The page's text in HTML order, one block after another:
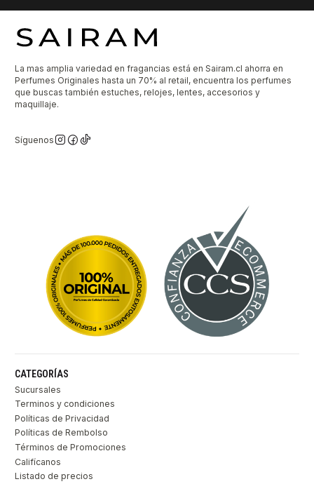
La mas amplia variedad en fragancias está en Sairam.cl ahorra en
Perfumes Originales hasta un 70% al retail, encuentra los perfumes
que buscas también estuches, relojes, lentes, accesorios y
maquillaje.
Síguenos
CATEGORÍAS
Sucursales
Terminos y condiciones
Políticas de Privacidad
Políticas de Rembolso
Términos de Promociones
Califícanos
Listado de precios